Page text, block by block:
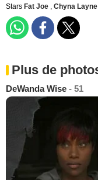
Stars Fat Joe , Chyna Layne
Plus de
DeWanda Wise - 51